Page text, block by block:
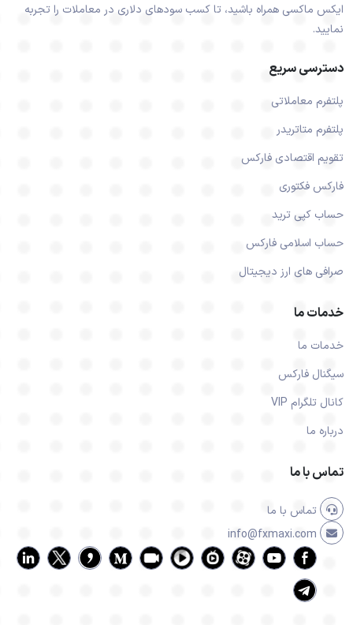
ایکس ماکسی همراه باشید، تا کسب سودهای دلاری در معاملات را تجربه
نمایید.
دسترسی سریع
پلتفرم معاملاتی
پلتفرم متاتریدر
تقویم اقتصادی فارکس
فارکس فکتوری
حساب کپی ترید
حساب اسلامی فارکس
صرافی های ارز دیجیتال
خدمات ما
خدمات ما
سیگنال فارکس
کانال تلگرام VIP
درباره ما
تماس با ما
تماس با ما